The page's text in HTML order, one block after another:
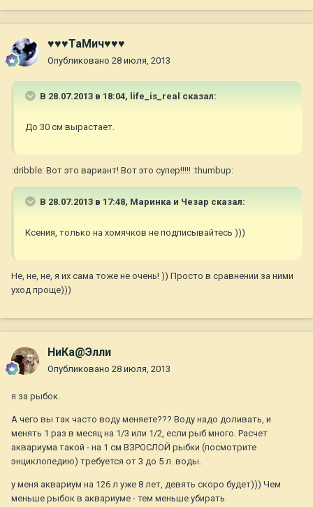
♥♥♥ТаМич♥♥♥
Опубликовано 28 июля, 2013
В 28.07.2013 в 18:04, life_is_real сказал:
До 30 см вырастает.
:dribble: Вот это вариант! Вот это супер!!!!! :thumbup:
В 28.07.2013 в 17:48, Маринка и Чезар сказал:
Ксения, только на хомячков не подписывайтесь )))
Не, не, не, я их сама тоже не очень! )) Просто в сравнении за ними
уход проще)))
НиКа@Элли
Опубликовано 28 июля, 2013
я за рыбок.
А чего вы так часто воду меняете??? Воду надо доливать, и
менять 1 раз в месяц на 1/3 или 1/2, если рыб много. Расчет
аквариума такой - на 1 см ВЗРОСЛОЙ рыбки (посмотрите
энциклопедию) требуется от 3 до 5 л. воды.
у меня аквариум на 126 л уже 8 лет, девять скоро будет))) Чем
меньше рыбок в аквариуме - тем меньше убирать.